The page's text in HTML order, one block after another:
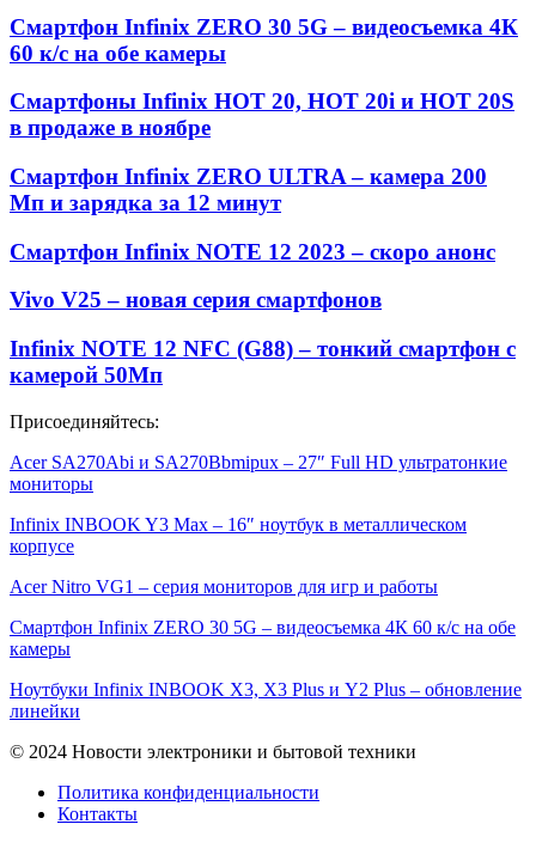
Смартфон Infinix ZERO 30 5G – видеосъемка 4К
60 к/с на обе камеры
Смартфоны Infinix HOT 20, HOT 20i и HOT 20S
в продаже в ноябре
Смартфон Infinix ZERO ULTRA – камера 200
Мп и зарядка за 12 минут
Смартфон Infinix NOTE 12 2023 – скоро анонс
Vivo V25 – новая серия смартфонов
Infinix NOTE 12 NFC (G88) – тонкий смартфон с
камерой 50Мп
Присоединяйтесь:
Acer SA270Abi и SA270Bbmipux – 27″ Full HD ультратонкие
мониторы
Infinix INBOOK Y3 Max – 16″ ноутбук в металлическом
корпусе
Acer Nitro VG1 – серия мониторов для игр и работы
Смартфон Infinix ZERO 30 5G – видеосъемка 4К 60 к/с на обе
камеры
Ноутбуки Infinix INBOOK X3, X3 Plus и Y2 Plus – обновление
линейки
© 2024 Новости электроники и бытовой техники
Политика конфиденциальности
Контакты